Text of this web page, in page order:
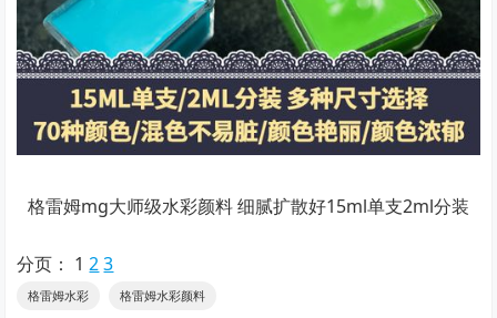
格雷姆mg大师级水彩颜料 细腻扩散好15ml单支2ml分装
分页： 1 2 3
格雷姆水彩 格雷姆水彩颜料